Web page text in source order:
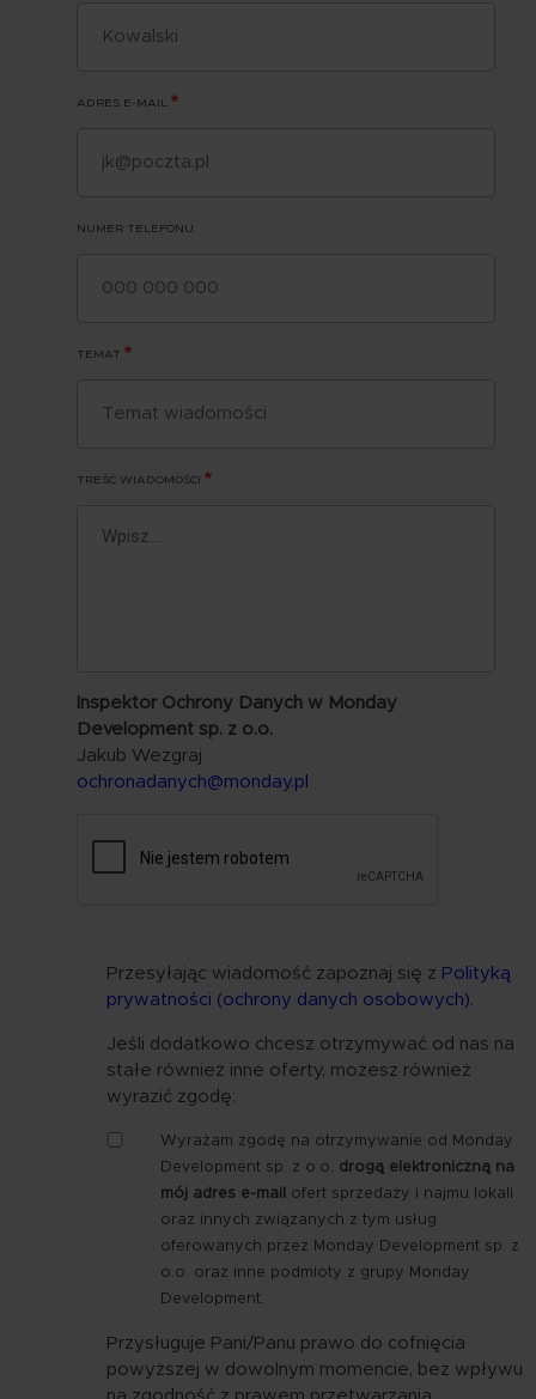
ADRES E-MAIL
NUMER TELEFONU
TEMAT
TREŚĆ WIADOMOŚCI
Inspektor Ochrony Danych w Monday
Development sp. z o.o.
Jakub Wezgraj
ochronadanych@monday.pl
Przesyłając wiadomość zapoznaj się z Polityką
prywatności (ochrony danych osobowych).
Jeśli dodatkowo chcesz otrzymywać od nas na
stałe również inne oferty, możesz również
wyrazić zgodę:
Zgoda
marketing
mail
Wyrażam zgodę na otrzymywanie od Monday
Development sp. z o.o. drogą elektroniczną na
mój adres e-mail
ofert sprzedaży i najmu lokali
oraz innych związanych z tym usług
oferowanych przez Monday Development sp. z
o.o. oraz inne podmioty z grupy Monday
Development.
Przysługuje Pani/Panu prawo do cofnięcia
powyższej w dowolnym momencie, bez wpływu